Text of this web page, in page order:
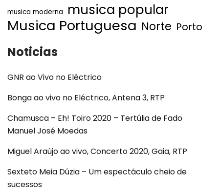
musica moderna musica popular
Musica Portuguesa Norte Porto
Noticias
GNR ao Vivo no Eléctrico
Bonga ao vivo no Eléctrico, Antena 3, RTP
Chamusca – Eh! Toiro 2020 – Tertúlia de Fado
Manuel José Moedas
Miguel Araújo ao vivo, Concerto 2020, Gaia, RTP
Sexteto Meia Dúzia – Um espectáculo cheio de
sucessos